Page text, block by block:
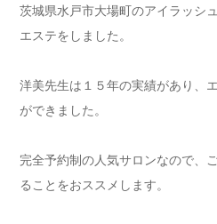
茨城県水戸市大場町のアイラッシ
エステをしました。
洋美先生は１５年の実績があり、
ができました。
完全予約制の人気サロンなので、
ることをおススメします。